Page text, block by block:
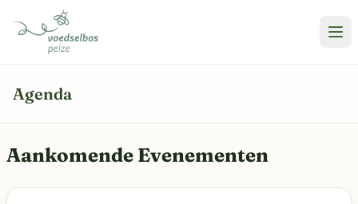
Agenda
Aankomende Evenementen